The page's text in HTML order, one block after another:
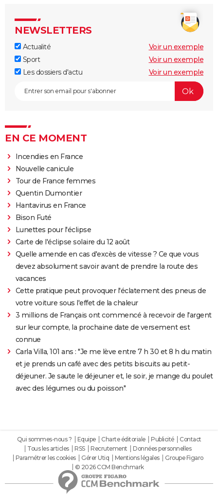
NEWSLETTERS
Actualité
Voir un exemple
Sport
Voir un exemple
Les dossiers d'actu
Voir un exemple
EN CE MOMENT
Incendies en France
Nouvelle canicule
Tour de France femmes
Quentin Dumontier
Hantavirus en France
Bison Futé
Lunettes pour l'éclipse
Carte de l'éclipse solaire du 12 août
Quelle amende en cas d'excès de vitesse ? Ce que vous
devez absolument savoir avant de prendre la route des
vacances
Cette pratique peut provoquer l'éclatement des pneus de
votre voiture sous l'effet de la chaleur
3 millions de Français ont commencé à recevoir de l'argent
sur leur compte, la prochaine date de versement est
connue
Carla Villa, 101 ans : "Je me lève entre 7 h 30 et 8 h du matin
et je prends un café avec des petits biscuits au petit-
déjeuner. Je saute le déjeuner et, le soir, je mange du poulet
avec des légumes ou du poisson"
Qui sommes-nous ? Equipe Charte éditoriale Publicité
Contact
Tous les articles
RSS Recrutement
Données personnelles
Paramétrer les cookies
Gérer Utiq Mentions légales
Groupe Figaro
© 2026 CCM Benchmark